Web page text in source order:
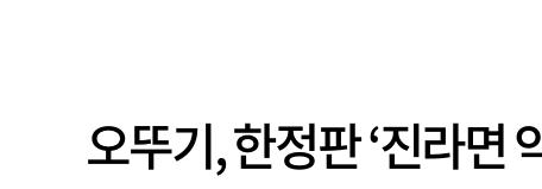
오뚜기, 한정판 ‘진라면